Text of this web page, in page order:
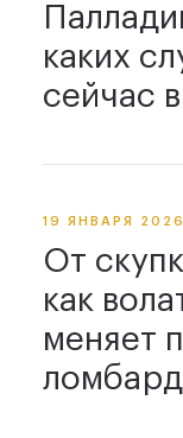
каких
сейчас
19 ЯНВАРЯ 2026
От
как
меняет